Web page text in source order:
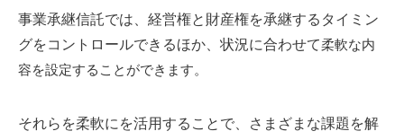
事業承継信託では、経営権と財産権を承継するタイミン
グをコントロールできるほか、状況に合わせて柔軟な内
容を設定することができます。
それらを柔軟にを活用することで、さまざまな課題を解